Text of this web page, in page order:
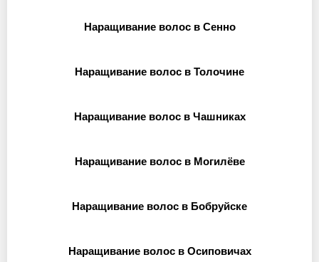
Наращивание волос в Сенно
Наращивание волос в Толочине
Наращивание волос в Чашниках
Наращивание волос в Могилёве
Наращивание волос в Бобруйске
Наращивание волос в Осиповичах